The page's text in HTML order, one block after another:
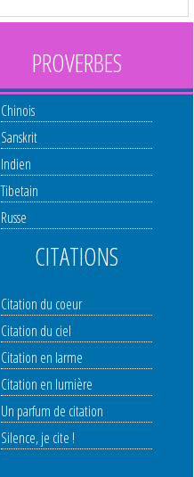
PROVERBES
Chinois
Sanskrit
Indien
Tibetain
Russe
CITATIONS
Citation du coeur
Citation du ciel
Citation en larme
Citation en lumière
Un parfum de citation
Silence, je cite !